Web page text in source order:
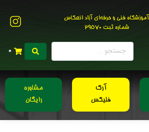
آموزشگاه فنی و حرفه‌ای آزاد انعکاس
شماره ثبت 29570
0
آرک
فلیکس
مشاوره
رایگان